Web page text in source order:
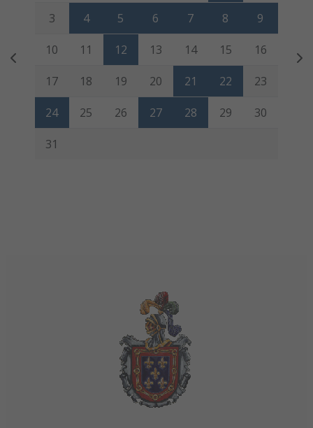
3 4 5 6 7 8 9
10 11 12 13 14 15 16
17 18 19 20 21 22 23
24 25 26 27 28 29 30
31